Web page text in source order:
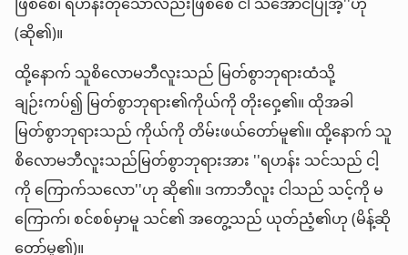
(ဆို၏)။
ထို့နောက် သူစိလောမဘီလူးသည် မြတ်စွာဘုရားထံသို့
ချဉ်းကပ်၍ မြတ်စွာဘုရား၏ကိုယ်ကို တိုးဝှေ့၏။ ထိုအခါ
မြတ်စွာဘုရားသည် ကိုယ်ကို တိမ်းဖယ်တော်မူ၏။ ထို့နောက် သူ
စိလောမဘီလူးသည်မြတ်စွာဘုရားအား ''ရဟန်း သင်သည် ငါ့
ကို ကြောက်သလော''ဟု ဆို၏။ ဒကာဘီလူး ငါသည် သင့်ကို မ
ကြောက်၊ စင်စစ်မှာမူ သင်၏ အတွေ့သည် ယုတ်ညံ့၏ဟု (မိန့်ဆို